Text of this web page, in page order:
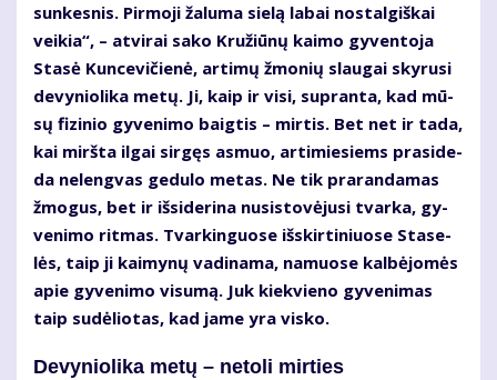
sun­kes­nis. Pir­mo­ji ža­lu­ma sie­lą la­bai nos­tal­giš­kai
vei­kia“, – at­vi­rai sa­ko Kru­žiū­nų kai­mo gy­ven­to­ja
Sta­sė Kun­ce­vi­čie­nė, ar­ti­mų žmo­nių slau­gai sky­ru­si
de­vy­nio­li­ka me­tų. Ji, kaip ir vi­si, su­pran­ta, kad mū­
sų fi­zi­nio gy­ve­ni­mo baig­tis – mir­tis. Bet net ir ta­da,
kai mirš­ta il­gai sir­gęs as­muo, ar­ti­mie­siems pra­si­de­
da ne­leng­vas ge­du­lo me­tas. Ne tik pra­ran­da­mas
žmo­gus, bet ir iš­si­de­ri­na nu­si­sto­vė­ju­si tvar­ka, gy­
ve­ni­mo rit­mas. Tvar­kin­guo­se iš­skir­ti­niuo­se Sta­se­
lės, taip ji kai­my­nų va­di­na­ma, na­muo­se kal­bė­jo­mės
apie gy­ve­ni­mo vi­su­mą. Juk kiek­vie­no gy­ve­ni­mas
taip su­dė­lio­tas, kad ja­me yra vis­ko.
De­vy­nio­li­ka me­tų – ne­to­li mir­ties